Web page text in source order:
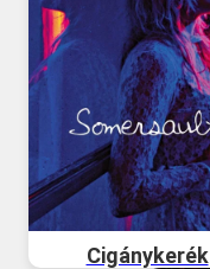
Cigánykerék